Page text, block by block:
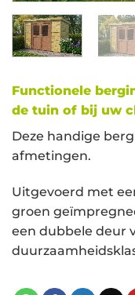
Functionele
de tuin of bij uw
Deze handige
afmetingen.
Uitgevoerd met
groen
een dubbele deur